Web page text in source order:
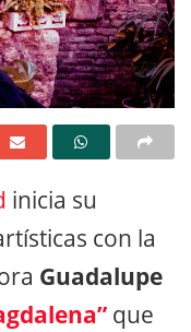
inicia su
con la
Guadalupe
que